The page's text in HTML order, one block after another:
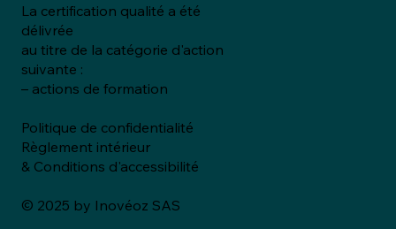
La certification qualité a été
délivrée
au titre de la catégorie d'action
suivante :
– actions de formation
Politique de confidentialité
Règlement intérieur
& Conditions d'accessibilité
© 2025 by Inovéoz SAS